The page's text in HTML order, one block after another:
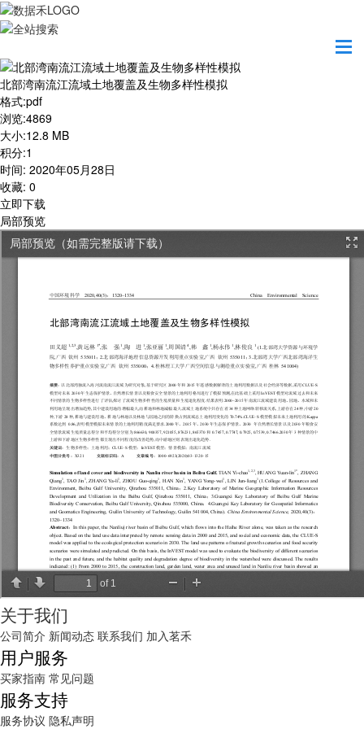
北部湾南流江流域土地覆盖及生物多样性模拟
北部湾南流江流域土地覆盖及生物多样性模拟
格式:pdf
浏览:4869
大小:12.8 MB
积分:1
时间: 2020年05月28日
收藏: 0
立即下载
局部预览
关于我们
公司简介 新闻动态 联系我们 加入茗禾
用户服务
买家指南 常见问题
服务支持
服务协议 隐私声明